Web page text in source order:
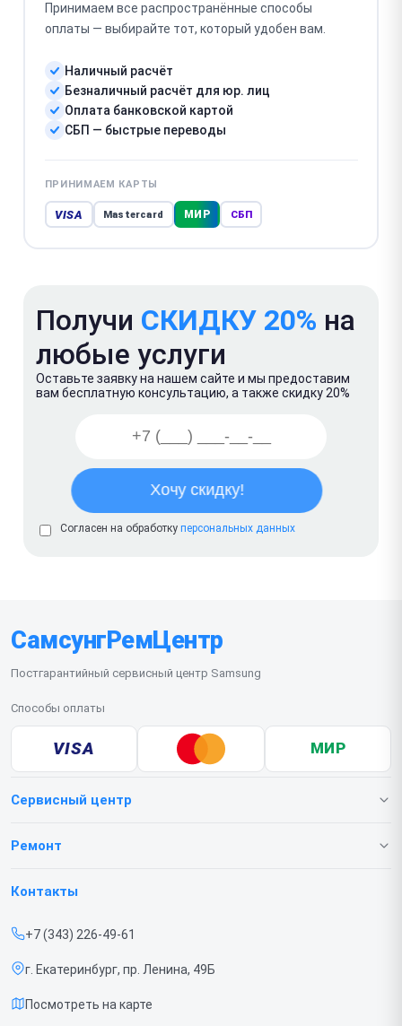
Принимаем все распространённые способы
оплаты — выбирайте тот, который удобен вам.
Наличный расчёт
Безналичный расчёт для юр. лиц
Оплата банковской картой
СБП — быстрые переводы
ПРИНИМАЕМ КАРТЫ
VISA Mastercard МИР СБП
Получи СКИДКУ 20% на
любые услуги
Оставьте заявку на нашем сайте и мы предоставим
вам бесплатную консультацию, а также скидку 20%
Согласен на обработку персональных данных
СамсунгРемЦентр
Постгарантийный сервисный центр Samsung
Способы оплаты
VISA МИР
Сервисный центр
О нашем сервисе
Срочный ремонт
Доставка и способы оплаты
Диагностика
Ремонт
Телефонов
Контакты
+7 (343) 226-49-61
г. Екатеринбург, пр. Ленина, 49Б
Посмотреть на карте